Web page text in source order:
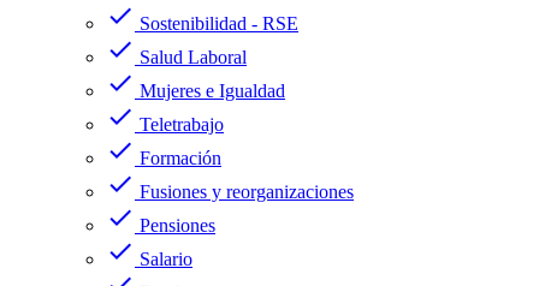
check Sostenibilidad - RSE
check Salud Laboral
check Mujeres e Igualdad
check Teletrabajo
check Formación
check Fusiones y reorganizaciones
check Pensiones
check Salario